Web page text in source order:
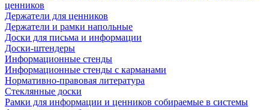
ценников
Держатели для ценников
Держатели и рамки напольные
Доски для письма и информации
Доски-штендеры
Информационные стенды
Информационные стенды с карманами
Нормативно-правовая литература
Стеклянные доски
Рамки для информации и ценников собираемые в системы